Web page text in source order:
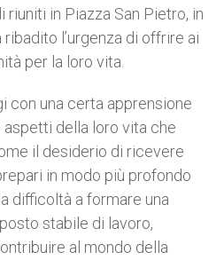
riuniti in Piazza San Pietro, in
l’urgenza di offrire ai
per la loro vita.
con una certa apprensione
della loro vita che
il desiderio di ricevere
in modo più profondo
difficoltà a formare una
stabile di lavoro,
al mondo della